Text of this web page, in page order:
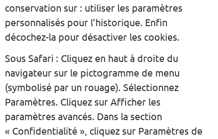
conservation sur : utiliser les paramètres
personnalisés pour l’historique. Enfin
décochez-la pour désactiver les cookies.
Sous Safari : Cliquez en haut à droite du
navigateur sur le pictogramme de menu
(symbolisé par un rouage). Sélectionnez
Paramètres. Cliquez sur Afficher les
paramètres avancés. Dans la section
« Confidentialité », cliquez sur Paramètres de